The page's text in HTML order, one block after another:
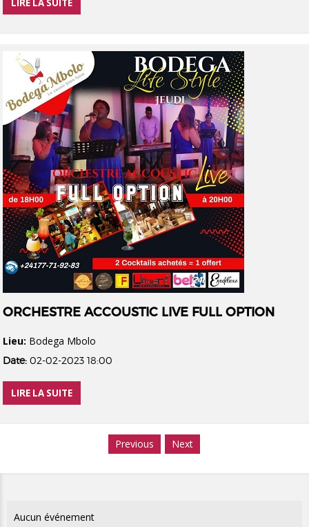
LIRE LA SUITE
ORCHESTRE ACCOUSTIC LIVE FULL OPTION
Lieu: Bodega Mbolo
Date: 02-02-2023 18:00
LIRE LA SUITE
Previous Next
Aucun événement